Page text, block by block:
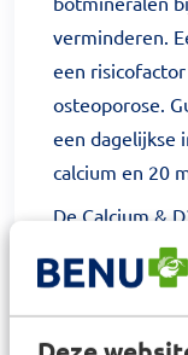
verminderen.
een
osteoporose.
een dagelijkse
calcium en 20
De Calcium &